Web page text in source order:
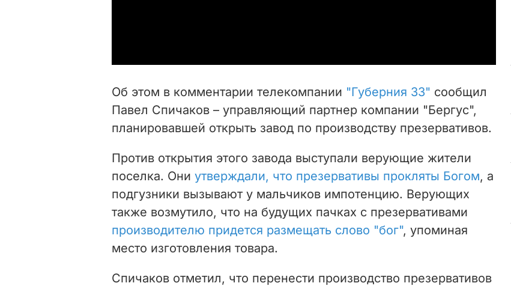
i
d
e
o
Об этом в комментарии телекомпании "Губерния 33" сообщил
Павел Спичаков – управляющий партнер компании "Бергус",
планировавшей открыть завод по производству презервативов.
Против открытия этого завода выступали верующие жители
поселка. Они утверждали, что презервативы прокляты Богом, а
подгузники вызывают у мальчиков импотенцию. Верующих
также возмутило, что на будущих пачках с презервативами
производителю придется размещать слово "бог", упоминая
место изготовления товара.
Спичаков отметил, что перенести производство презервативов